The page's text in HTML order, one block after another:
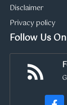
Disclaimer
Privacy policy
Follow Us On